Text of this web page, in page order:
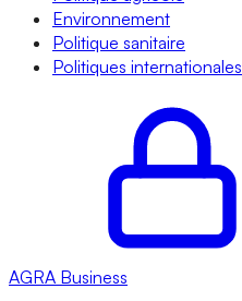
Environnement
Politique sanitaire
Politiques internationales
AGRA Business